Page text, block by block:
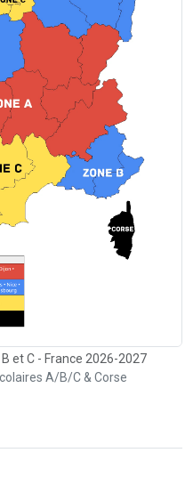
et C - France 2026-2027
A/B/C & Corse